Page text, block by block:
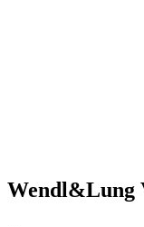
Wendl&Lung